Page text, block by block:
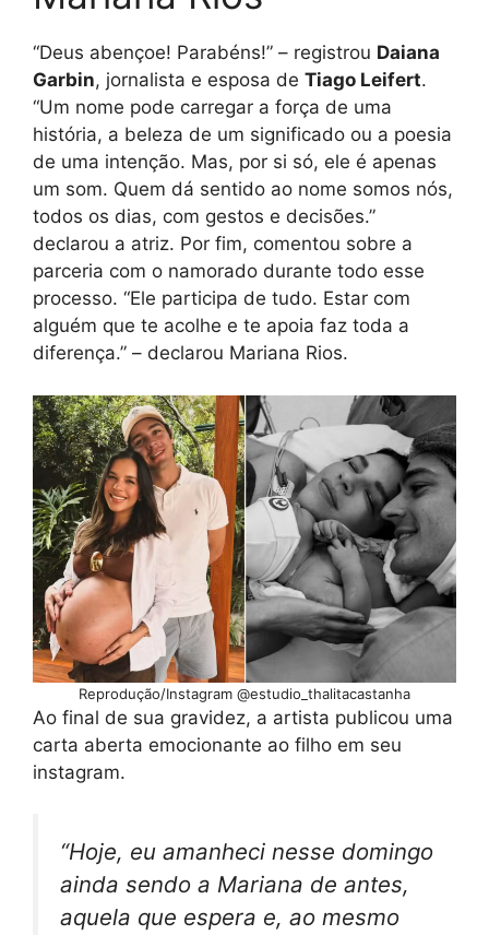
“Deus abençoe! Parabéns!” – registrou Daiana
Garbin, jornalista e esposa de Tiago Leifert.
“Um nome pode carregar a força de uma
história, a beleza de um significado ou a poesia
de uma intenção. Mas, por si só, ele é apenas
um som. Quem dá sentido ao nome somos nós,
todos os dias, com gestos e decisões.”
declarou a atriz. Por fim, comentou sobre a
parceria com o namorado durante todo esse
processo. “Ele participa de tudo. Estar com
alguém que te acolhe e te apoia faz toda a
diferença.” – declarou Mariana Rios.
Reprodução/Instagram @estudio_thalitacastanha
Ao final de sua gravidez, a artista publicou uma
carta aberta emocionante ao filho em seu
instagram.
“Hoje, eu amanheci nesse domingo
ainda sendo a Mariana de antes,
aquela que espera e, ao mesmo